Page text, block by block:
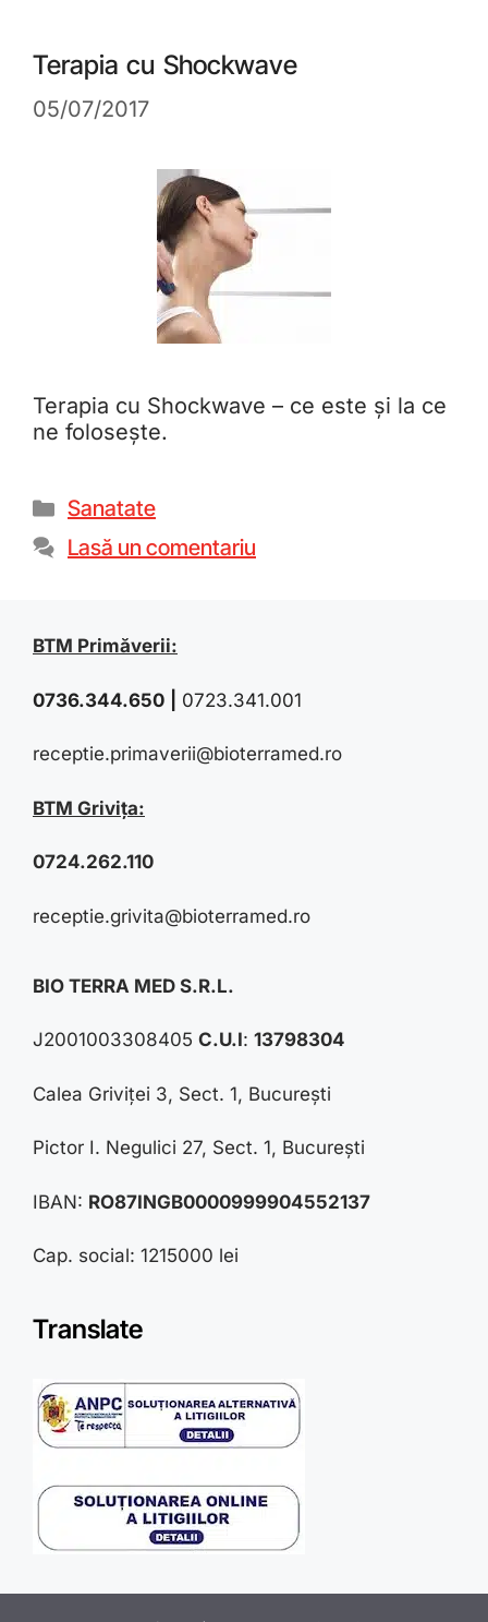
Terapia cu Shockwave
05/07/2017
Terapia cu Shockwave – ce este și la ce
ne folosește.
Sanatate
Lasă un comentariu
BTM Primăverii:
0736.344.650 0723.341.001
receptie.primaverii@bioterramed.ro
BTM Grivița:
0724.262.110
receptie.grivita@bioterramed.ro
BIO TERRA MED S.R.L.
J2001003308405 C.U.I: 13798304
Calea Griviței 3, Sect. 1, București
Pictor I. Negulici 27, Sect. 1, București
IBAN: RO87INGB0000999904552137
Cap. social: 1215000 lei
Translate